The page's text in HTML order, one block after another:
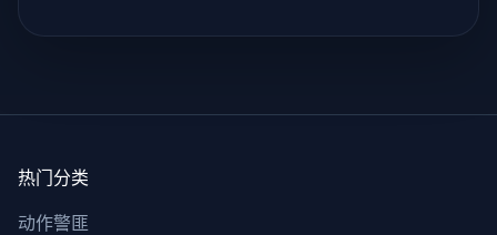
热门分类
动作警匪